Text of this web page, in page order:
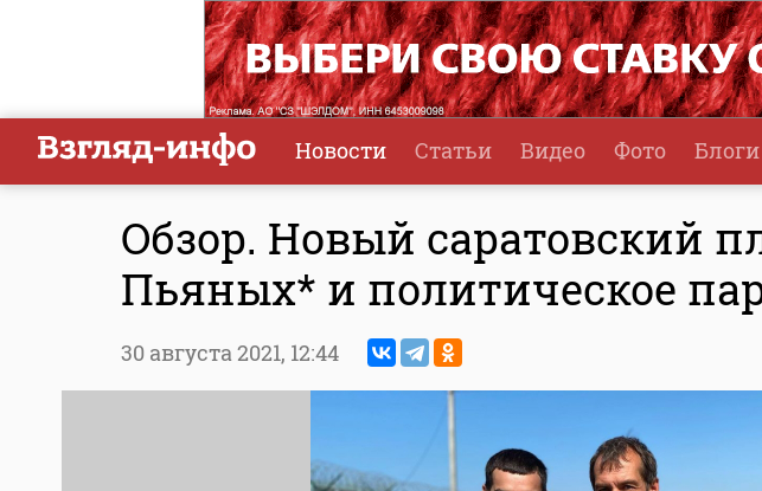
Новости Статьи Видео Фото Блоги
Обзор. Новый саратовский
Пьяных* и политическое
30 августа 2021, 12:44